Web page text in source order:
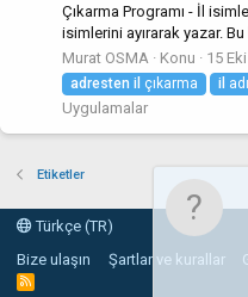
Çıkarma Programı - İl
isimlerini ayırarak yazar.
Murat OSMA
Konu 15
adresten il çıkarma il
Uygulamalar
Etiketler
Türkçe (TR)
Bize ulaşın
Şartlar ve kurallar
R